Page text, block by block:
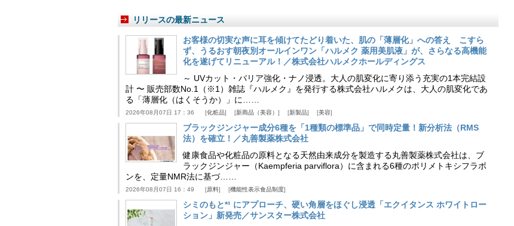
リリースの最新ニュース
お客様の切実な声に耳を傾けてたどり着いた、肌の「薄層化」への答え こすら
ず、うるおす朝夜別オールインワン「ハルメク 薬用美肌液」が、さらなる高機能
化を遂げてリニューアル！／株式会社ハルメクホールディングス
～ UVカット・バリア強化・ナノ浸透。大人の肌変化に寄り添う充実の1本完結設
計 〜 販売部数No.1（※1）雑誌『ハルメク』を発行する株式会社ハルメクは、大人の肌変化であ
る「薄層化（はくそうか）」に……
2026年08月07日 17：36 化粧品 新商品（美容） 新製品 美容
ブラックジンジャー成分6種を「1種類の標準品」で同時定量！新分析法（RMS
法）を確立！／丸善製薬株式会社
健康食品や化粧品の原料となる天然由来成分を製造する丸善製薬株式会社は、ブ
ラックジンジャー（Kaempferia parviflora）に含まれる6種のポリメトキシフラボ
ンを、定量NMR法に基づ……
2026年08月07日 16：49 原料 機能性表示食品制度
シミのもと*¹ にアプローチ、硬い角層をほぐし浸透「エクイタンス ホワイトロー
ション」新発売／サンスター株式会社